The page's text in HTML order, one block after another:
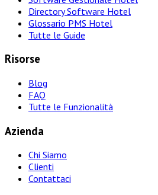
Directory Software Hotel
Glossario PMS Hotel
Tutte le Guide
Risorse
Blog
FAQ
Tutte le Funzionalità
Azienda
Chi Siamo
Clienti
Contattaci